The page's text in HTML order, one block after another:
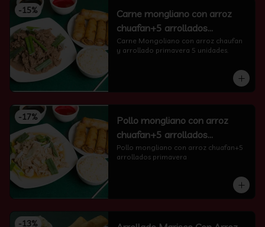
-15%
Carne mongliano con arroz
chuafan+5 arrollados
primavera
Carne Mongoliano con arroz chaufan
y arrollado primavera 5 unidades.
-17%
Pollo mongliano con arroz
chuafan+5 arrollados
primavera
Pollo mongliano con arroz chuafan+5
arrollados primavera
-13%